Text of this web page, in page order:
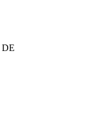
DE